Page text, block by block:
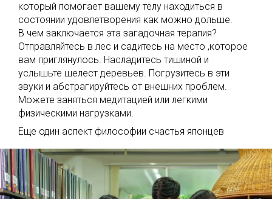
который помогает вашему телу находиться в
состоянии удовлетворения как можно дольше.
В чем заключается эта загадочная терапия?
Отправляйтесь в лес и садитесь на место ,которое
вам приглянулось. Насладитесь тишиной и
услышьте шелест деревьев. Погрузитесь в эти
звуки и абстрагируйтесь от внешних проблем.
Можете заняться медитацией или легкими
физическими нагрузками.
Еще один аспект философии счастья японцев